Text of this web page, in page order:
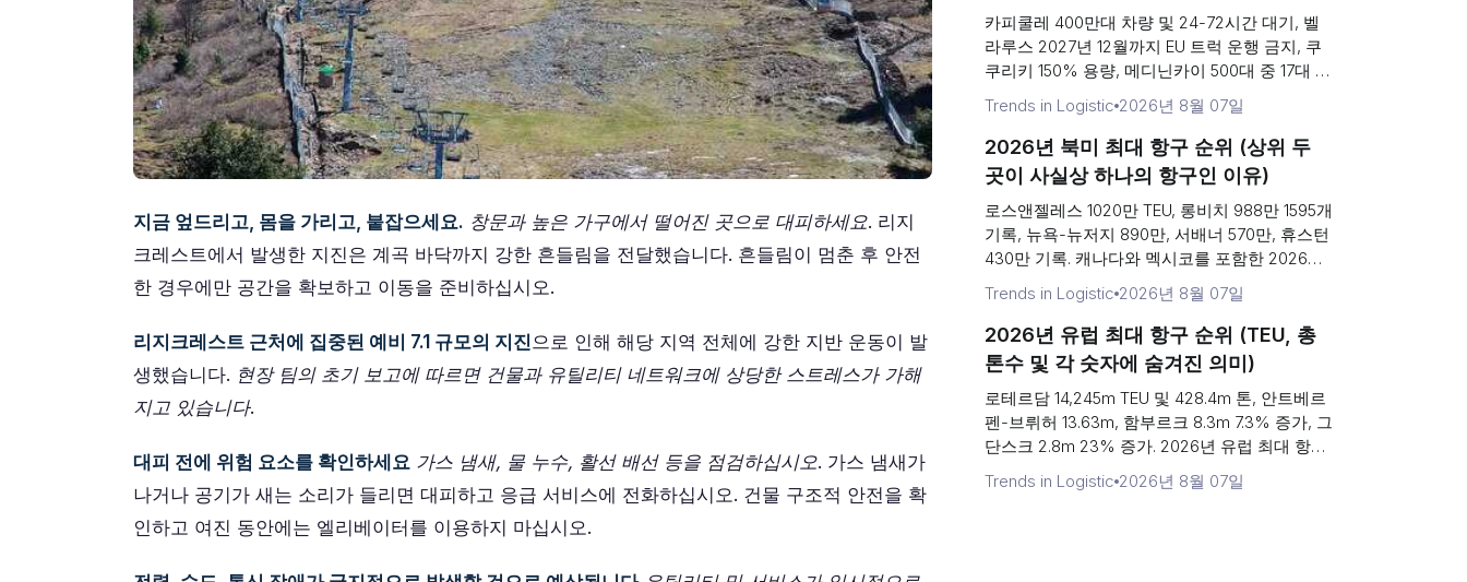
지금 엎드리고, 몸을 가리고, 붙잡으세요. 창문과 높은 가구에서 떨어진 곳으로 대피하세요. 리지
크레스트에서 발생한 지진은 계곡 바닥까지 강한 흔들림을 전달했습니다. 흔들림이 멈춘 후 안전
한 경우에만 공간을 확보하고 이동을 준비하십시오.
리지크레스트 근처에 집중된 예비 7.1 규모의 지진으로 인해 해당 지역 전체에 강한 지반 운동이 발
생했습니다. 현장 팀의 초기 보고에 따르면 건물과 유틸리티 네트워크에 상당한 스트레스가 가해
지고 있습니다.
대피 전에 위험 요소를 확인하세요 가스 냄새, 물 누수, 활선 배선 등을 점검하십시오. 가스 냄새가
나거나 공기가 새는 소리가 들리면 대피하고 응급 서비스에 전화하십시오. 건물 구조적 안전을 확
인하고 여진 동안에는 엘리베이터를 이용하지 마십시오.
왜 하나의 관문으로 축소되었는가)
카피쿨레 400만대 차량 및 24-72시간 대기, 벨
라루스 2027년 12월까지 EU 트럭 운행 금지, 쿠
쿠리키 150% 용량, 메디닌카이 500대 중 17대 처
리. 유럽에서 가장 붐비는 육상 국경 화물 운송 순
위.
Trends in Logistic 2026년 8월 07일
2026년 북미 최대 항구 순위 (상위 두
곳이 사실상 하나의 항구인 이유)
로스앤젤레스 1020만 TEU, 롱비치 988만 1595개
기록, 뉴욕-뉴저지 890만, 서배너 570만, 휴스턴
430만 기록. 캐나다와 멕시코를 포함한 2026년
북미 최대 항구 순위.
Trends in Logistic 2026년 8월 07일
2026년 유럽 최대 항구 순위 (TEU, 총
톤수 및 각 숫자에 숨겨진 의미)
로테르담 14,245m TEU 및 428.4m 톤, 안트베르
펜-브뤼허 13.63m, 함부르크 8.3m 7.3% 증가, 그
단스크 2.8m 23% 증가. 2026년 유럽 최대 항구
순위, 환적이라는 변수로 인해 표가 왜...
Trends in Logistic 2026년 8월 07일